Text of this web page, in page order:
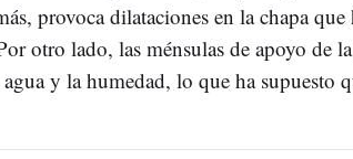
provoca dilataciones en la chapa
otro lado, las ménsulas de apoyo de
y la humedad, lo que ha supuesto